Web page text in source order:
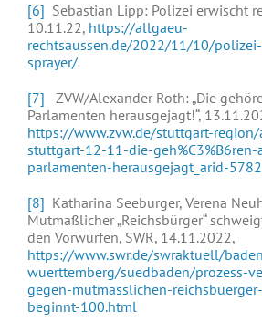
[6] Sebastian Lipp: Polizei erwischt
10.11.22, https://allgaeu-
rechtsaussen.de/2022/11/10/
sprayer/
[7] ZVW/Alexander Roth: „Die
Parlamenten herausgejagt!“,
https://www.zvw.de/stuttgart-
stuttgart-12-11-die-geh%C3%B6ren-
parlamenten-herausgejagt_arid-
[8] Katharina Seeburger, Verena
Mutmaßlicher „Reichsbürger“
den Vorwürfen, SWR, 14.11.2022,
https://www.swr.de/swraktuell/
wuerttemberg/suedbaden/prozess-
gegen-mutmasslichen-
beginnt-100.html